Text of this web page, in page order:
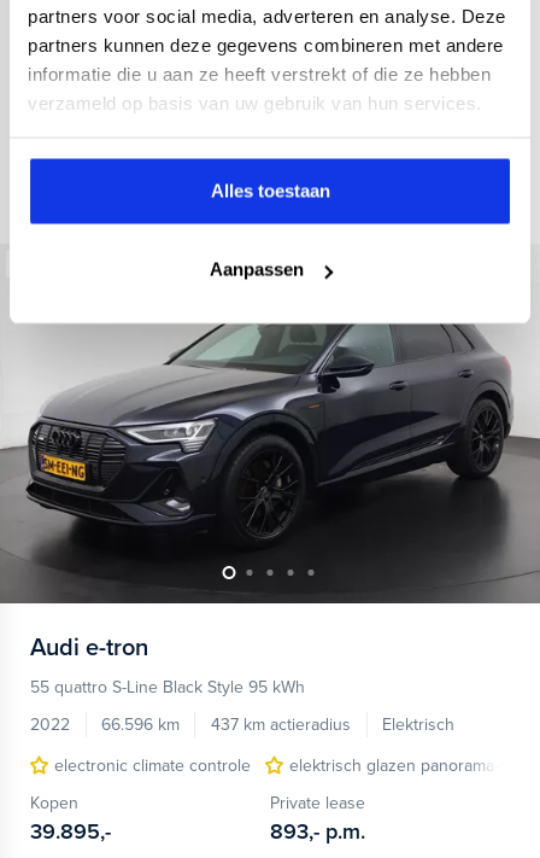
partners voor social media, adverteren en analyse. Deze
partners kunnen deze gegevens combineren met andere
informatie die u aan ze heeft verstrekt of die ze hebben
verzameld op basis van uw gebruik van hun services.
Alles toestaan
Aanpassen
34.998 km 437 km actieradius
Elektrisch
electronic climate controle
elektrisch glazen panorama-dak
Kopen
36.895,-
Private lease
793,- p.m.
Audi e-tron
55 quattro S-Line Black Style 95 kWh
2022
66.596 km 437 km actieradius
Elektrisch
electronic climate controle
elektrisch glazen panorama-dak
Kopen
39.895,-
Private lease
893,- p.m.